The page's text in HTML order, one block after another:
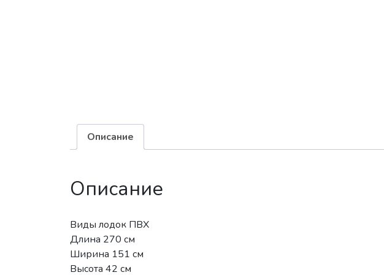
Описание
Описание
Виды лодок ПВХ
Длина 270 см
Ширина 151 см
Высота 42 см